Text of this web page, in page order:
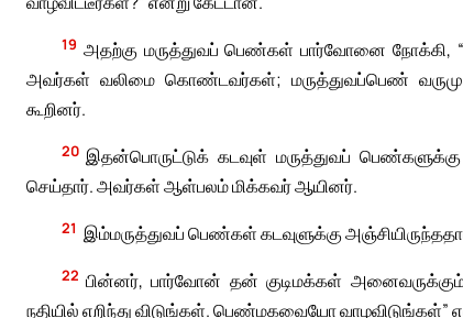
19 அதற்கு மருத்துவப் பெண்கள் பார்வோனை நோக்கி,
அவர்கள் வலிமை கொண்டவர்கள்; மருத்துவப்பெண்
கூறினர்.
20 இதன்பொருட்டுக் கடவுள் மருத்துவப்
செய்தார். அவர்கள் ஆள்பலம் மிக்கவர் ஆயினர்.
21 இம்மருத்துவப் பெண்கள் கடவுளுக்கு
22 பின்னர், பார்வோன் தன் குடிமக்கள்
நதியில் எறிந்து விடுங்கள். பெண்மகவையோ வாழவிடுங்கள்”